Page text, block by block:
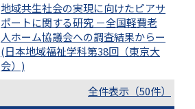
地域共生社会の実現に向けたピアサ
ポートに関する研究 －全国軽費老
人ホーム協議会への調査結果からー
(日本地域福祉学科第38回（東京大
会）)
全件表示（50件）